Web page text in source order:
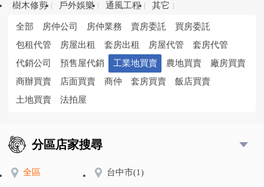
樹木修剪
戶外娛樂 通風工程 其它
全部 房仲公司 房仲業務 賣房委託
買房委託
包租代管
房屋出租 套房出租 房屋代管
套房代管
代銷公司
預售屋代銷 工業地買賣 農地買賣
廠房買賣
商辦買賣
店面買賣 商仲 套房買賣
飯店買賣
土地買賣
法拍屋
分區店家搜尋
全區 台中市(1)